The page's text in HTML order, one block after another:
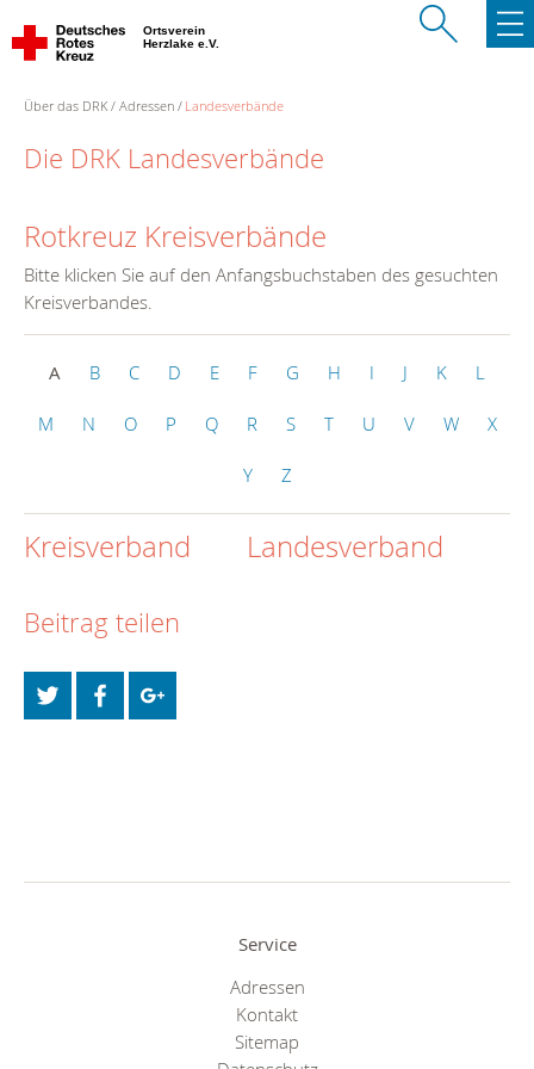
Ortsverein
Herzlake e.V.
Über das DRK Adressen Landesverbände
Die DRK Landesverbände
Rotkreuz Kreisverbände
Bitte klicken Sie auf den Anfangsbuchstaben des gesuchten
Kreisverbandes.
A B C D E F G H I J K L
M N O P Q R S T U V W X
Y Z
Kreisverband Landesverband
Beitrag teilen
Service
Adressen
Kontakt
Sitemap